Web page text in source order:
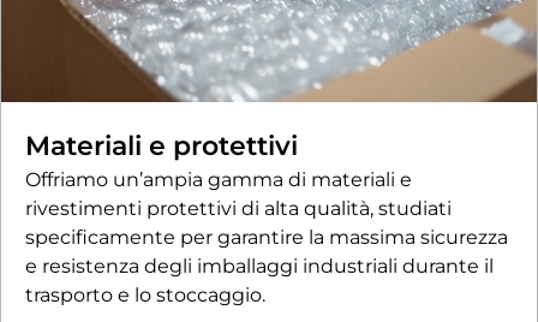
Materiali e protettivi
Offriamo un’ampia gamma di materiali e
rivestimenti protettivi di alta qualità, studiati
specificamente per garantire la massima sicurezza
e resistenza degli imballaggi industriali durante il
trasporto e lo stoccaggio.